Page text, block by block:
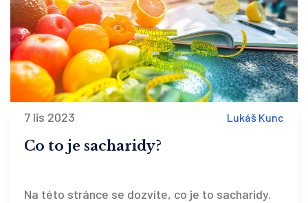
7 lis 2023 Lukáš Kunc
Co to je sacharidy?
Na této stránce se dozvíte, co je to sacharidy.